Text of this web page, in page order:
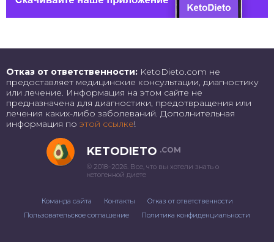
Отказ от ответственности: KetoDieto.com не
предоставляет медицинские консультации, диагностику
или лечение. Информация на этом сайте не
предназначена для диагностики, предотвращения или
лечения каких-либо заболеваний. Дополнительная
информация по этой ссылке!
KETODIETO .COM
© 2018–2026. Все, что вы хотели знать о
кетогенной диете
Команда сайта Контакты
Отказ от ответственности
Пользовательское соглашение
Политика конфиденциальности